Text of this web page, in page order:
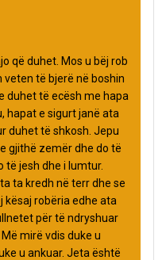
që duhet. Mos u bëj rob
të bjerë në boshin
duhet të ecësh me hapa
hapat e sigurt janë ata
duhet të shkosh. Jepu
gjithë zemër dhe do të
të jesh dhe i lumtur.
ta kredh në terr dhe se
kësaj robëria edhe ata
për të ndryshuar
mirë vdis duke u
u ankuar. Jeta është